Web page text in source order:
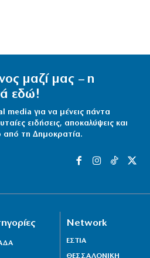
μαζί μας – η
εδώ!
για να μένεις πάντα
ειδήσεις, αποκαλύψεις και
από τη Δημοκρατία.
Network
ΕΣΤΙΑ
ΘΕΣΣΑΛΟΝΙΚΗ